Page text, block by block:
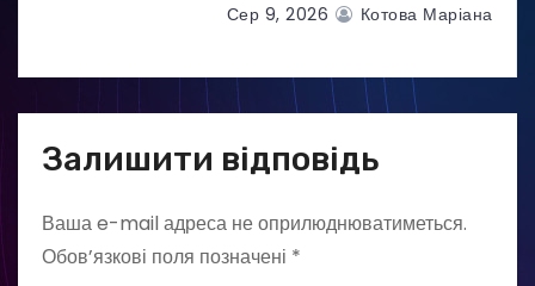
Сер 9, 2026 Котова Маріана
Залишити відповідь
Ваша e-mail адреса не оприлюднюватиметься.
Обов’язкові поля позначені *